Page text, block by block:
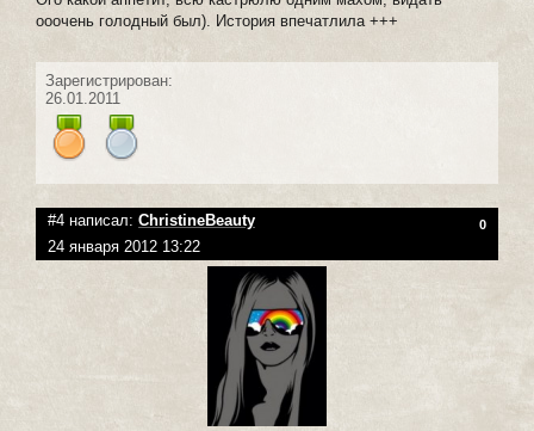
ооочень голодный был). История впечатлила +++
Зарегистрирован:
26.01.2011
#4 написал: ChristineBeauty 0
24 января 2012 13:22